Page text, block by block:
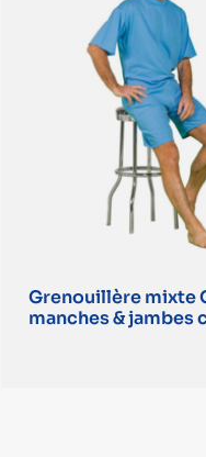
Grenouillère mixte
manches & jambes